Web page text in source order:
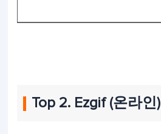
Top 2. Ezgif (온라인)